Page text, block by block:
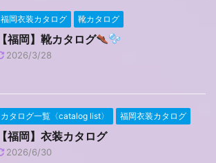
福岡衣装カタログ 靴カタログ
【福岡】靴カタログ
2026/3/28
カタログ一覧〈catalog list〉 福岡衣装カタログ
【福岡】衣装カタログ
2026/6/30